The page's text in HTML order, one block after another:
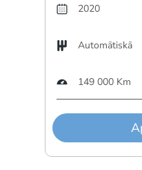
2020
Automātiskā
149 000 Km